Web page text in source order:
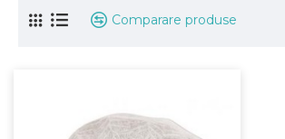
Comparare produse